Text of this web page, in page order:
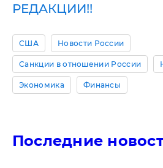
РЕДАКЦИИ!!
США Новости России
Санкции в отношении России
Экономика Финансы
Последние